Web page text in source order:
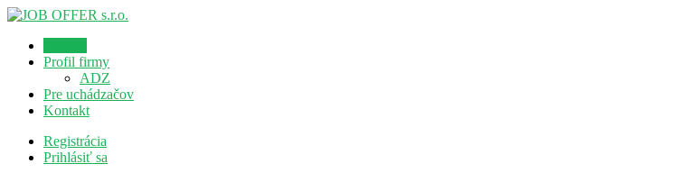
Profil firmy
ADZ
Pre uchádzačov
Kontakt
Registrácia
Prihlásiť sa